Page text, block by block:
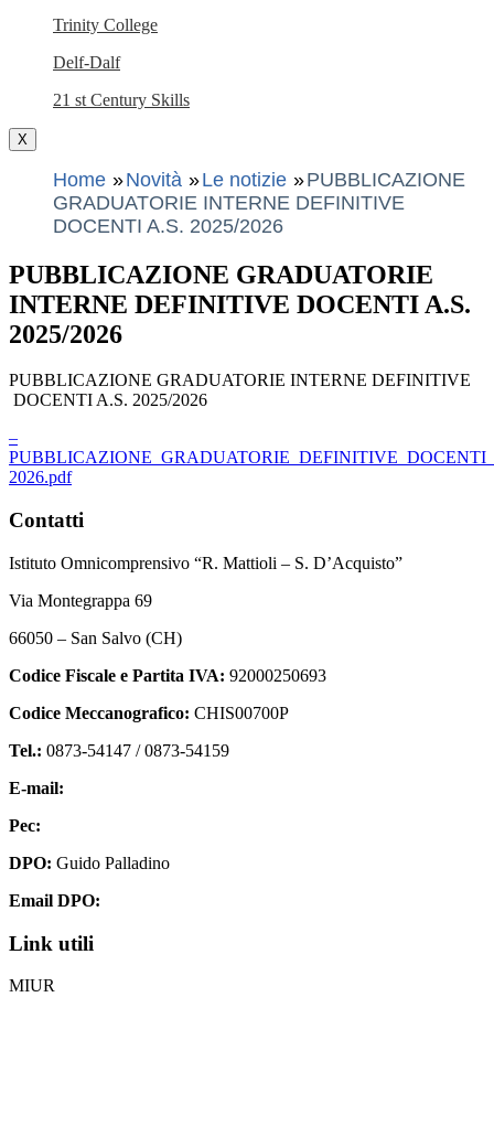
Trinity College
Delf-Dalf
21 st Century Skills
X
Home Novità Le notizie
PUBBLICAZIONE
GRADUATORIE INTERNE DEFINITIVE
DOCENTI A.S. 2025/2026
PUBBLICAZIONE GRADUATORIE
INTERNE DEFINITIVE DOCENTI A.S.
2025/2026
PUBBLICAZIONE GRADUATORIE INTERNE DEFINITIVE
DOCENTI A.S. 2025/2026
–
2026.pdf
Contatti
Istituto Omnicomprensivo “R. Mattioli – S. D’Acquisto”
Via Montegrappa 69
66050 – San Salvo (CH)
Codice Fiscale e Partita IVA: 92000250693
Codice Meccanografico: CHIS00700P
Tel.: 0873-54147 /0873-54159
E-mail:
Pec:
DPO: Guido Palladino
Email DPO:
Link utili
MIUR